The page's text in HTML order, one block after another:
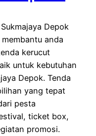
Depok
anda
kerucut
untuk kebutuhan
Depok. Tenda
yang tepat
pesta
ticket box,
promosi.